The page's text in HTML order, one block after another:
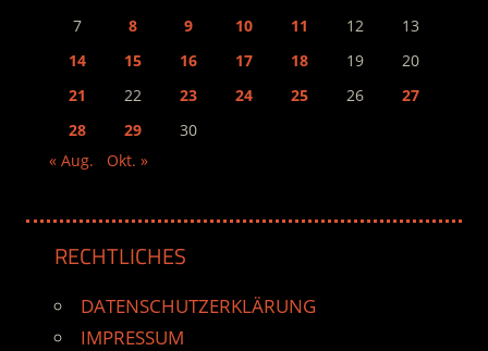
7
8 9 10 11 12
13
14
15 16 17 18 19
20
21
22 23 24 25 26
27
28
29
30
« Aug.
Okt. »
RECHTLICHES
DATENSCHUTZERKLÄRUNG
IMPRESSUM